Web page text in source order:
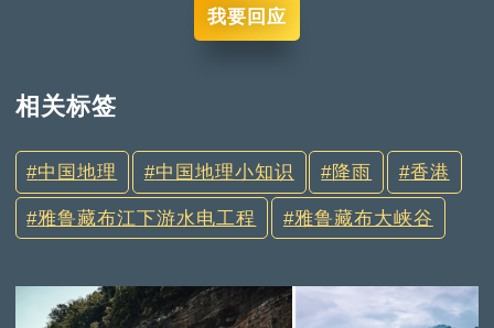
我要回应
相关标签
中国地理 中国地理小知识 降雨 香港
雅鲁藏布江下游水电工程 雅鲁藏布大峡谷